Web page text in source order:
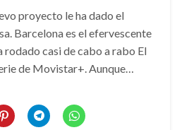
proyecto le ha dado el
Barcelona es el efervescente
casi de cabo a rabo El
de Movistar+. Aunque…